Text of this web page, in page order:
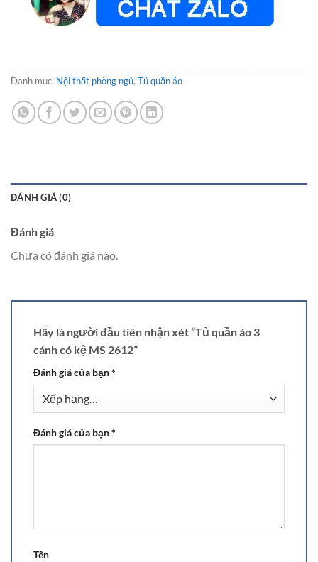
Danh mục: Nội thất phòng ngủ, Tủ quần áo
ĐÁNH GIÁ (0)
Đánh giá
Chưa có đánh giá nào.
Hãy là người đầu tiên nhận xét “Tủ quần áo 3
cánh có kệ MS 2612”
Đánh giá của bạn*
Đánh giá của bạn*
Tên